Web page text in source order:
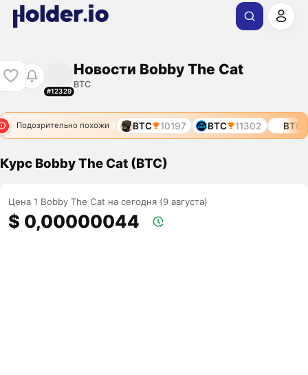
#12329
Новости Bobby The Cat
BTC
Подозрительно похожи
7528 BTC 7628 BTC 10197 BTC 11302 BTC 1
Курс Bobby The Cat (BTC)
Цена 1 Bobby The Cat на сегодня (9 августа)
$ 0,00000044